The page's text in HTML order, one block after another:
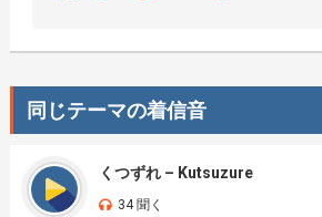
同じテーマの着信音
くつずれ – Kutsuzure
34 聞く